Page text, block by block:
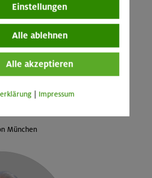
München
Einstellungen
Alle ablehnen
Alle akzeptieren
Impressum